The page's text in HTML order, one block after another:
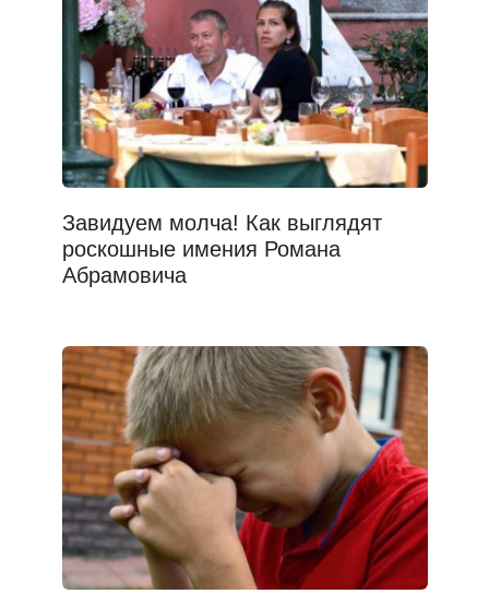
Завидуем молча! Как выглядят
роскошные имения Романа
Абрамовича